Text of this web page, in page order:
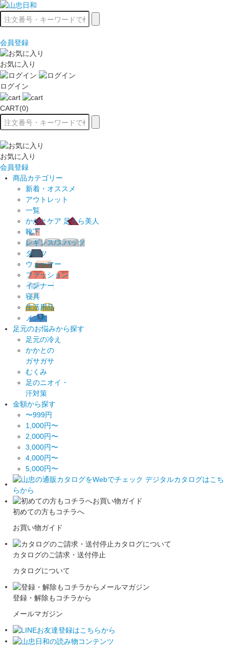
会員登録
お気に入り
ログイン
CART(0)
お気に入り
会員登録
商品カテゴリー
新着・オススメ
アウトレット
一覧
かかとケア 足うら美人
靴下
レギンス/スパッツ
タイツ
ウォーマー
ファッション
インナー
寝具
生活用品
メンズ
足元のお悩みから探す
足元の冷え
かかとの
ガサガサ
むくみ
足のニオイ・
汗対策
金額から探す
〜999円
1,000円〜
2,000円〜
3,000円〜
4,000円〜
5,000円〜
初めての方もコチラへ
お買い物ガイド
カタログのご請求・送付停止
カタログについて
登録・解除もコチラから
メールマガジン